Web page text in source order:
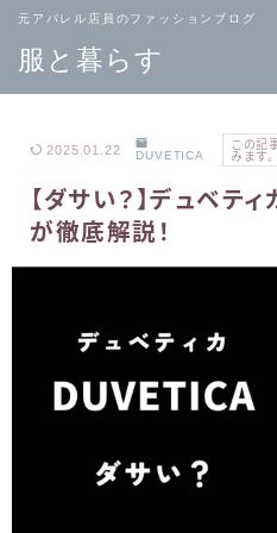
服と暮らす
元アパレル店員のファッションブログ
TOPページ
へ戻る
メンズ
バッグ
2025.01.22 DUVETICA
この記
みます。
【ダサい？】デュベテ
が徹底解説！